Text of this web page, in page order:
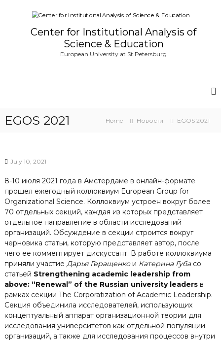
Center for Institutional Analysis of
Science & Education
European University at St.Petersburg
EGOS 2021 Home Новости EGOS 2021
July 10, 2021
8-10 июля 2021 года в Амстердаме в онлайн-формате
прошел ежегодный коллоквиум European Group for
Organizational Science. Коллоквиум устроен вокруг более
70 отдельных секций, каждая из которых представляет
отдельное направление в области исследований
организаций. Обсуждение в секции строится вокруг
черновика статьи, которую представляет автор, после
чего ее комментирует дискуссант. В работе коллоквиума
приняли участие Дарья Геращенкои Катерина Губасо
статьей Strengthening academic leadership from
above: “Renewal” of the Russian university leadersв
рамках секции The Corporatization of Academic Leadership.
Секция объединила исследователей, использующих
концептуальный аппарат организационной теории для
исследования университетов как отдельной популяции
организаций, а также для исследования процессов внутри